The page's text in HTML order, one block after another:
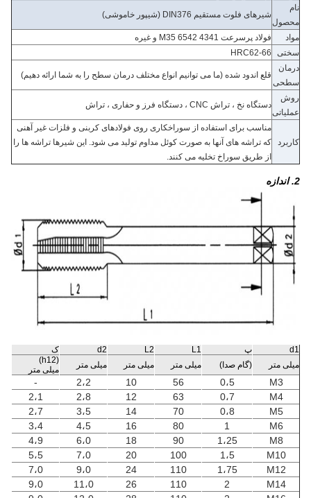
نام
محصول
شیرهای فلوت مستقیم DIN376 (شیپور خاموشی)
مواد
فولاد پرسرعت 4341 6542 M35 و غیره
سختی
HRC62-66
درمان
سطحی
قلع اندود شده (ما می توانیم انواع مختلف درمان سطح را به شما ارائه دهیم)
روش
عملیاتی
دستگاه نخ ، تراش CNC ، دستگاه فرز و حفاری ، تراش
کاربرد
مناسب برای استفاده از سوراخکاری روی فولادهای کربنی و فلزات غیر آهنی
که تراشه های آنها به صورت کوئل مداوم تولید می شود. این شیرها تراشه ها را
از طریق سوراخ تخلیه می کنند.
2. اندازه
d1 پ L1
L2
d2
ک
میلی متر
(گام صدا) میلی متر میلی متر میلی متر
میلی متر
M3 0،5 56
10 2،2
M4
0،7 63
12 2،8
2،1
M5
0،8 70
14 3،5
2،7
M6
80
16 4،5
3،4
M8
1،25 90
18 6،0
4،9
M10
1،5 100
20 7،0
5،5
M12
1،75 110
24 9،0
7،0
M14
110
26 11،0
9،0